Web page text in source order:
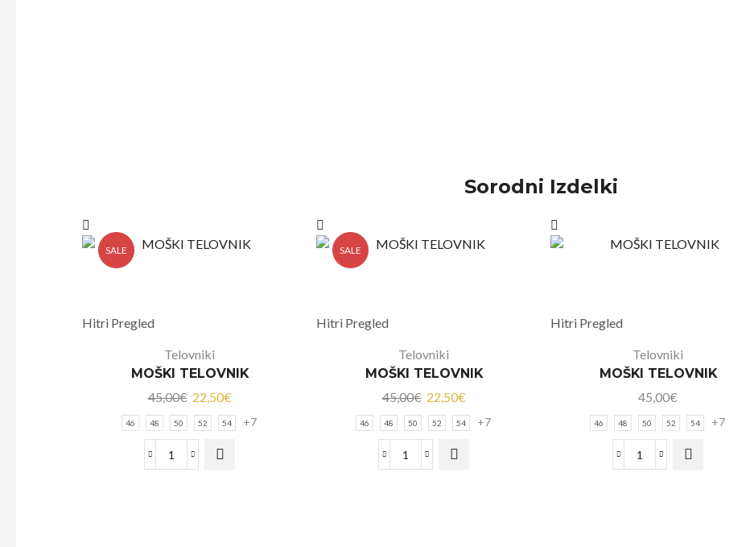
Sorodni Izdelki
SALE
Hitri Pregled
Telovniki
MOŠKI TELOVNIK
45,00€ 22,50€
46 48 50 52 54 +7
SALE
Hitri Pregled
Telovniki
MOŠKI TELOVNIK
45,00€ 22,50€
46 48 50 52 54 +7
Hitri Pregled
Telovniki
MOŠKI TELOVNIK
45,00€
46 48 50 52 54 +7